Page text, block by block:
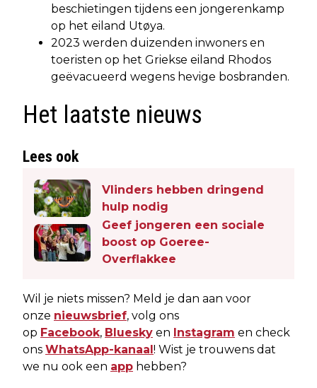
beschietingen tijdens een jongerenkamp
op het eiland Utøya.
2023 werden duizenden inwoners en
toeristen op het Griekse eiland Rhodos
geëvacueerd wegens hevige bosbranden.
Het laatste nieuws
Lees ook
Vlinders hebben dringend
hulp nodig
Geef jongeren een sociale
boost op Goeree-
Overflakkee
Wil je niets missen? Meld je dan aan voor
onze nieuwsbrief, volg ons
op Facebook, Bluesky en Instagram en check
ons WhatsApp-kanaal ! Wist je trouwens dat
we nu ook een app hebben?